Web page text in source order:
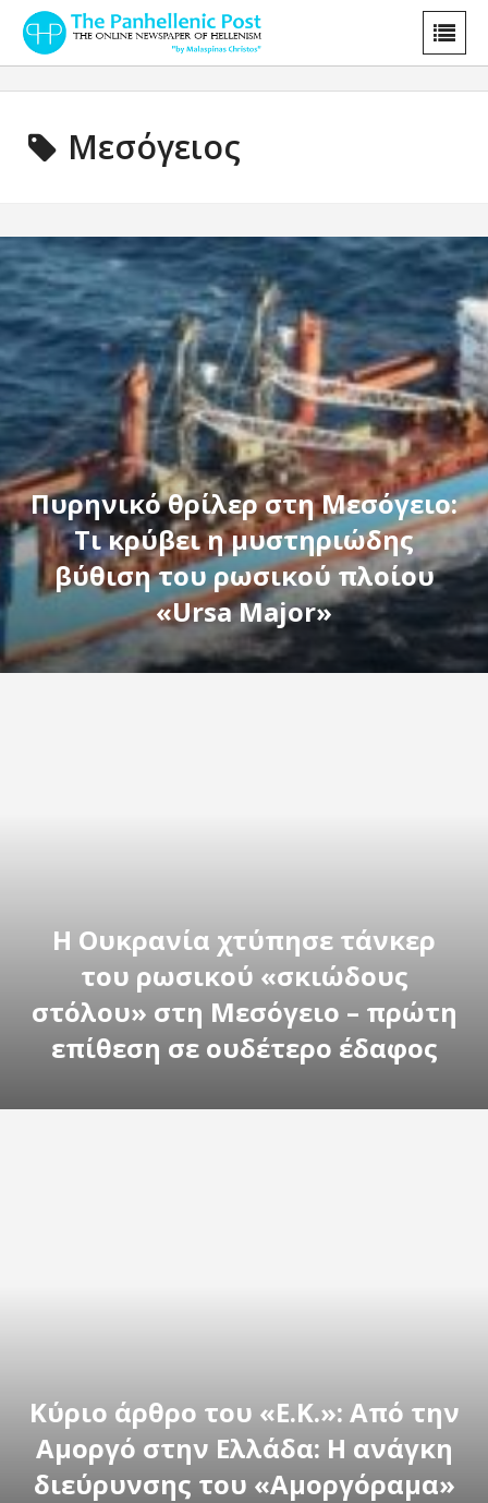
Μεσόγειος
Πυρηνικό θρίλερ στη Μεσόγειο:
Τι κρύβει η μυστηριώδης
βύθιση του ρωσικού πλοίου
«Ursa Major»
Η Ουκρανία χτύπησε τάνκερ
του ρωσικού «σκιώδους
στόλου» στη Μεσόγειο – πρώτη
επίθεση σε ουδέτερο έδαφος
Κύριο άρθρο του «Ε.Κ.»: Από την
Αμοργό στην Ελλάδα: Η ανάγκη
διεύρυνσης του «Αμοργόραμα»